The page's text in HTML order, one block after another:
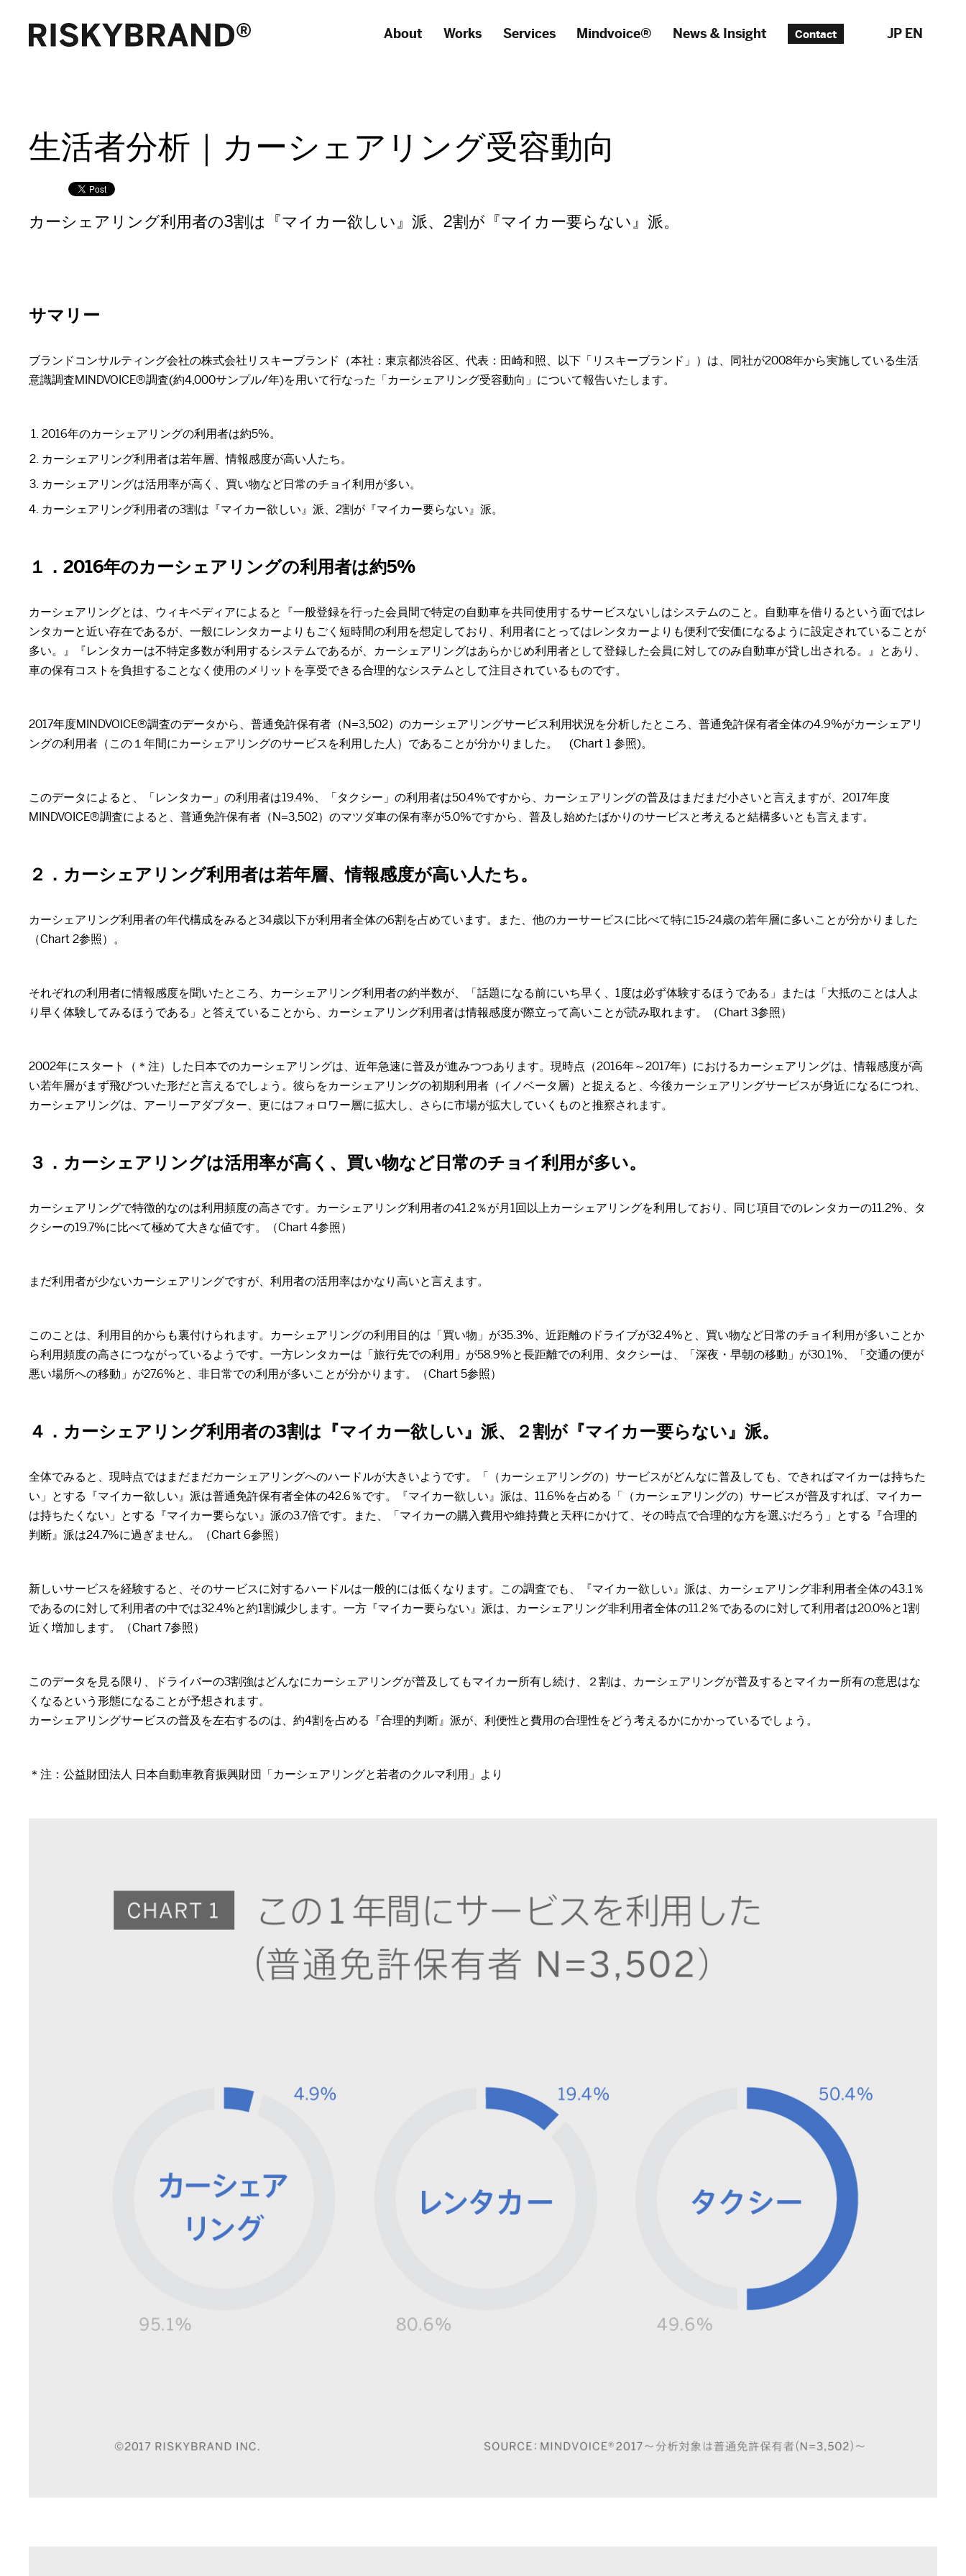
About Works Services Mindvoice® News & Insight Contact JP EN
生活者分析｜カーシェアリング受容動向
カーシェアリング利用者の3割は『マイカー欲しい』派、2割が『マイカー要らない』派。
サマリー
ブランドコンサルティング会社の株式会社リスキーブランド（本社：東京都渋谷区、代表：田崎和照、以下「リスキーブランド」）は、同社が2008年から実施している生活
意識調査MINDVOICE®調査(約4,000サンプル/年)を用いて行なった「カーシェアリング受容動向」について報告いたします。
2016年のカーシェアリングの利用者は約5%。
カーシェアリング利用者は若年層、情報感度が高い人たち。
カーシェアリングは活用率が高く、買い物など日常のチョイ利用が多い。
カーシェアリング利用者の3割は『マイカー欲しい』派、2割が『マイカー要らない』派。
１．2016年のカーシェアリングの利用者は約5%
カーシェアリングとは、ウィキペディアによると『一般登録を行った会員間で特定の自動車を共同使用するサービスないしはシステムのこと。自動車を借りるという面ではレ
ンタカーと近い存在であるが、一般にレンタカーよりもごく短時間の利用を想定しており、利用者にとってはレンタカーよりも便利で安価になるように設定されていることが
多い。』『レンタカーは不特定多数が利用するシステムであるが、カーシェアリングはあらかじめ利用者として登録した会員に対してのみ自動車が貸し出される。』とあり、
車の保有コストを負担することなく使用のメリットを享受できる合理的なシステムとして注目されているものです。
2017年度MINDVOICE®調査のデータから、普通免許保有者（N=3,502）のカーシェアリングサービス利用状況を分析したところ、普通免許保有者全体の4.9%がカーシェアリ
ングの利用者（この１年間にカーシェアリングのサービスを利用した人）であることが分かりました。 (Chart 1 参照)。
このデータによると、「レンタカー」の利用者は19.4%、「タクシー」の利用者は50.4%ですから、カーシェアリングの普及はまだまだ小さいと言えますが、2017年度
MINDVOICE®調査によると、普通免許保有者（N=3,502）のマツダ車の保有率が5.0%ですから、普及し始めたばかりのサービスと考えると結構多いとも言えます。
２．カーシェアリング利用者は若年層、情報感度が高い人たち。
カーシェアリング利用者の年代構成をみると34歳以下が利用者全体の6割を占めています。また、他のカーサービスに比べて特に15-24歳の若年層に多いことが分かりました
（Chart 2参照）。
それぞれの利用者に情報感度を聞いたところ、カーシェアリング利用者の約半数が、「話題になる前にいち早く、1度は必ず体験するほうである」または「大抵のことは人よ
り早く体験してみるほうである」と答えていることから、カーシェアリング利用者は情報感度が際立って高いことが読み取れます。（Chart 3参照）
2002年にスタート（＊注）した日本でのカーシェアリングは、近年急速に普及が進みつつあります。現時点（2016年～2017年）におけるカーシェアリングは、情報感度が高
い若年層がまず飛びついた形だと言えるでしょう。彼らをカーシェアリングの初期利用者（イノベータ層）と捉えると、今後カーシェアリングサービスが身近になるにつれ、
カーシェアリングは、アーリーアダプター、更にはフォロワー層に拡大し、さらに市場が拡大していくものと推察されます。
３．カーシェアリングは活用率が高く、買い物など日常のチョイ利用が多い。
カーシェアリングで特徴的なのは利用頻度の高さです。カーシェアリング利用者の41.2％が月1回以上カーシェアリングを利用しており、同じ項目でのレンタカーの11.2%、タ
クシーの19.7%に比べて極めて大きな値です。（Chart 4参照）
まだ利用者が少ないカーシェアリングですが、利用者の活用率はかなり高いと言えます。
このことは、利用目的からも裏付けられます。カーシェアリングの利用目的は「買い物」が35.3%、近距離のドライブが32.4%と、買い物など日常のチョイ利用が多いことか
ら利用頻度の高さにつながっているようです。一方レンタカーは「旅行先での利用」が58.9%と長距離での利用、タクシーは、「深夜・早朝の移動」が30.1%、「交通の便が
悪い場所への移動」が27.6%と、非日常での利用が多いことが分かります。（Chart 5参照）
４．カーシェアリング利用者の3割は『マイカー欲しい』派、２割が『マイカー要らない』派。
全体でみると、現時点ではまだまだカーシェアリングへのハードルが大きいようです。「（カーシェアリングの）サービスがどんなに普及しても、できればマイカーは持ちた
い」とする『マイカー欲しい』派は普通免許保有者全体の42.6％です。『マイカー欲しい』派は、11.6%を占める「（カーシェアリングの）サービスが普及すれば、マイカー
は持ちたくない」とする『マイカー要らない』派の3.7倍です。また、「マイカーの購入費用や維持費と天秤にかけて、その時点で合理的な方を選ぶだろう」とする『合理的
判断』派は24.7%に過ぎません。（Chart 6参照）
新しいサービスを経験すると、そのサービスに対するハードルは一般的には低くなります。この調査でも、『マイカー欲しい』派は、カーシェアリング非利用者全体の43.1％
であるのに対して利用者の中では32.4%と約1割減少します。一方『マイカー要らない』派は、カーシェアリング非利用者全体の11.2％であるのに対して利用者は20.0%と1割
近く増加します。（Chart 7参照）
このデータを見る限り、ドライバーの3割強はどんなにカーシェアリングが普及してもマイカー所有し続け、２割は、カーシェアリングが普及するとマイカー所有の意思はな
くなるという形態になることが予想されます。
カーシェアリングサービスの普及を左右するのは、約4割を占める『合理的判断』派が、利便性と費用の合理性をどう考えるかにかかっているでしょう。
＊注：公益財団法人 日本自動車教育振興財団「カーシェアリングと若者のクルマ利用」より